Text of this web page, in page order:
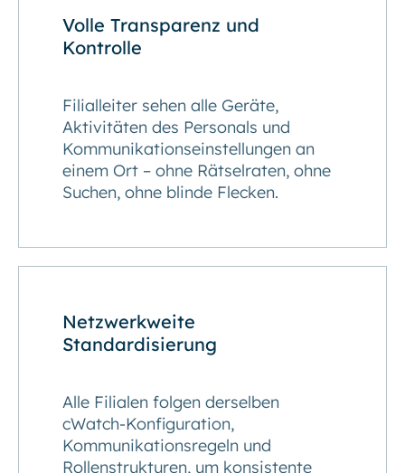
Volle Transparenz und
Kontrolle
Filialleiter sehen alle Geräte,
Aktivitäten des Personals und
Kommunikations­einstellungen an
einem Ort – ohne Rätselraten, ohne
Suchen, ohne blinde Flecken.
Netzwerkweite
Standardisierung
Alle Filialen folgen derselben
cWatch-Konfiguration,
Kommunikationsregeln und
Rollenstrukturen, um konsistente